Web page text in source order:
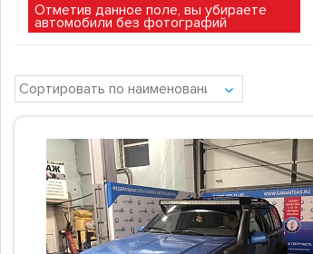
Отметив данное поле, вы убираете
автомобили без фотографий